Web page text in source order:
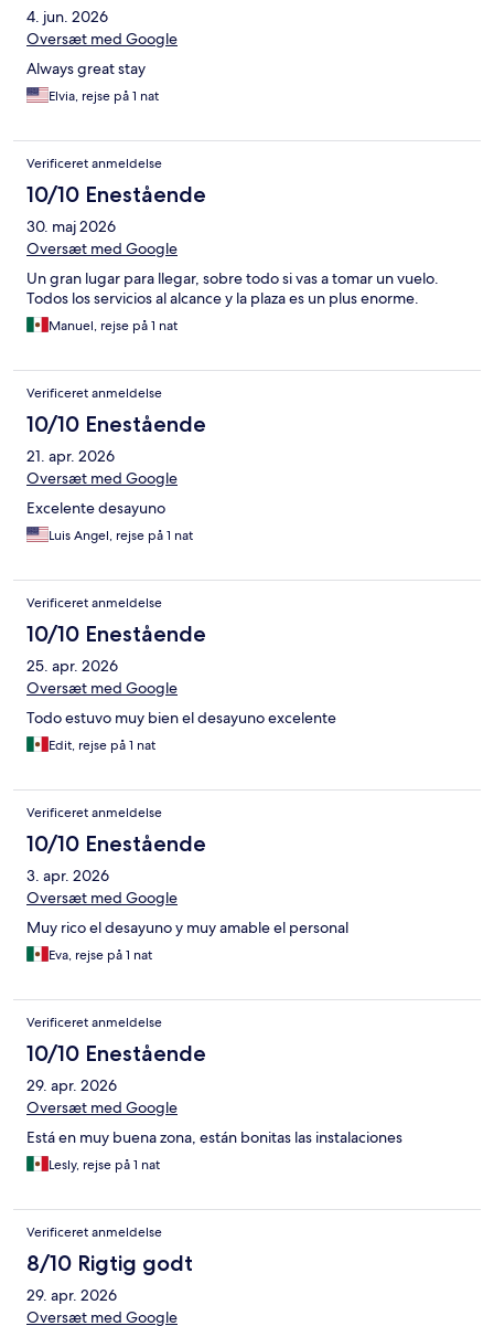
4. jun. 2026
Oversæt med Google
Always great stay
Elvia, rejse på 1 nat
Verificeret anmeldelse
10/10 Enestående
30. maj 2026
Oversæt med Google
Un gran lugar para llegar, sobre todo si vas a tomar un vuelo.
Todos los servicios al alcance y la plaza es un plus enorme.
Manuel, rejse på 1 nat
Verificeret anmeldelse
10/10 Enestående
21. apr. 2026
Oversæt med Google
Excelente desayuno
Luis Angel, rejse på 1 nat
Verificeret anmeldelse
10/10 Enestående
25. apr. 2026
Oversæt med Google
Todo estuvo muy bien el desayuno excelente
Edit, rejse på 1 nat
Verificeret anmeldelse
10/10 Enestående
3. apr. 2026
Oversæt med Google
Muy rico el desayuno y muy amable el personal
Eva, rejse på 1 nat
Verificeret anmeldelse
10/10 Enestående
29. apr. 2026
Oversæt med Google
Está en muy buena zona, están bonitas las instalaciones
Lesly, rejse på 1 nat
Verificeret anmeldelse
8/10 Rigtig godt
29. apr. 2026
Oversæt med Google